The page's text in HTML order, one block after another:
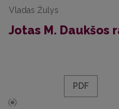
Vladas Žulys
Jotas M. Daukšos
PDF